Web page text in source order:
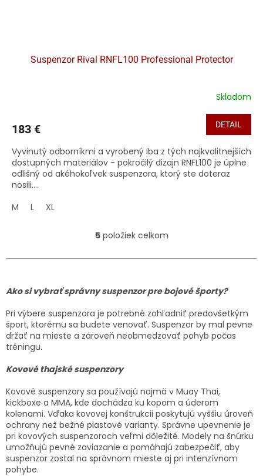
Suspenzor Rival RNFL100 Professional Protector
Skladom
183 € DETAIL
Vyvinutý odborníkmi a vyrobený iba z tých najkvalitnejších
dostupných materiálov - pokročilý dizajn RNFL100 je úplne
odlišný od akéhokoľvek suspenzora, ktorý ste doteraz
nosili....
M
L XL
O
l
a
i
e
p
y
v
ý
p
i
s
u
5položiek celkom
Ako si vybrať správny suspenzor pre bojové športy?
Pri výbere suspenzora je potrebné zohľadniť predovšetkým
šport, ktorému sa budete venovať. Suspenzor by mal pevne
držať na mieste a zároveň neobmedzovať pohyb počas
tréningu.
Kovové thajské suspenzory
Kovové suspenzory sa používajú najmä v Muay Thai,
kickboxe a MMA, kde dochádza ku kopom a úderom
kolenami. Vďaka kovovej konštrukcii poskytujú vyššiu úroveň
ochrany než bežné plastové varianty. Správne upevnenie je
pri kovových suspenzoroch veľmi dôležité. Modely na šnúrku
umožňujú pevné zaviazanie a pomáhajú zabezpečiť, aby
suspenzor zostal na správnom mieste aj pri intenzívnom
pohybe.